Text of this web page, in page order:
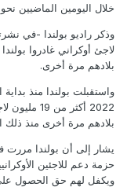
خلال اليومين الماضيين نحو 34 ألفًا و300 لاجئ من أوكرانيا.
لاجئ أوكراني غادروا
بلادهم مرة أخرى.
واستقبلت بولندا منذ
بلادهم مرة أخرى منذ ذلك
حزمة دعم للاجئين
ويكفل لهم حق الحصول على